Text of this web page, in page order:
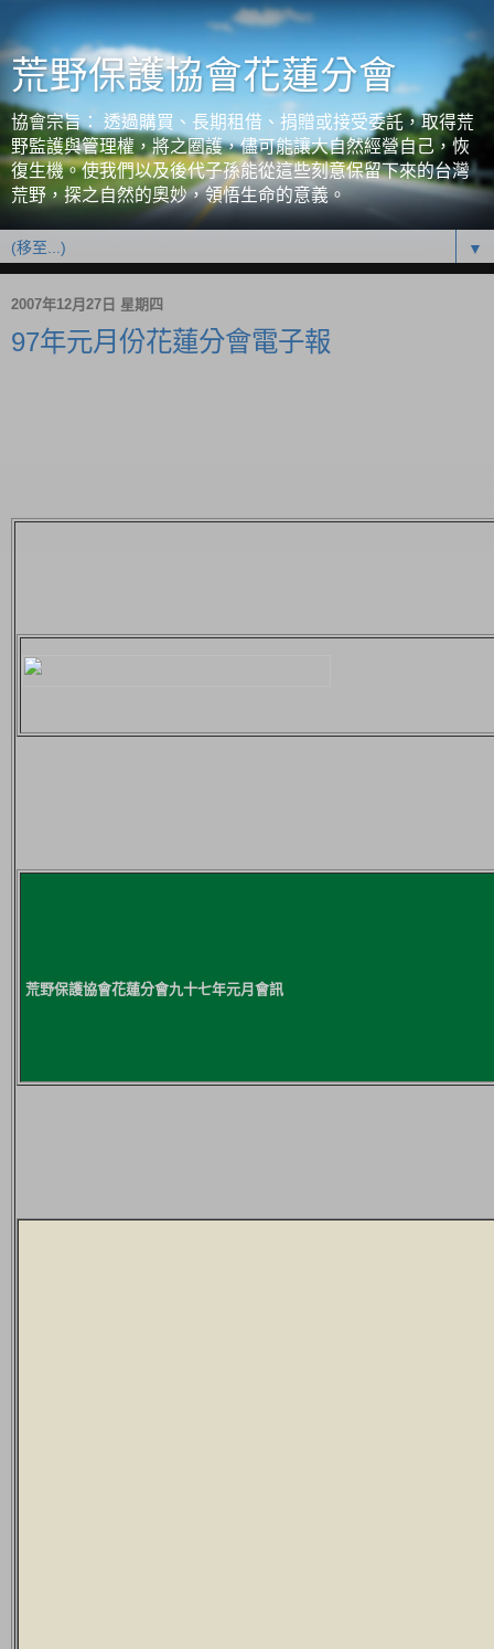
荒野保護協會花蓮分會
協會宗旨： 透過購買、長期租借、捐贈或接受委託，取得荒
野監護與管理權，將之圈護，儘可能讓大自然經營自己，恢
復生機。使我們以及後代子孫能從這些刻意保留下來的台灣
荒野，探之自然的奧妙，領悟生命的意義。
▼
2007年12月27日 星期四
97年元月份花蓮分會電子報
荒野保護協會花蓮分會九十七年元月會訊